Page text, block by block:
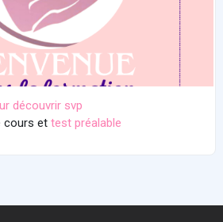
découvrir svp
cours et test préalable